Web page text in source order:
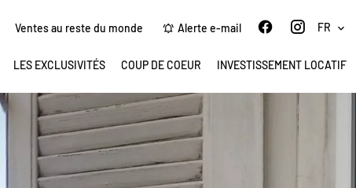
Ventes au reste du monde Alerte e-mail FR
LES EXCLUSIVITÉS COUP DE COEUR INVESTISSEMENT LOCATIF